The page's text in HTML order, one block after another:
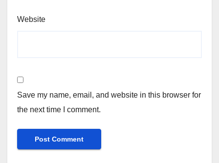
Website
Save my name, email, and website in this browser for
the next time I comment.